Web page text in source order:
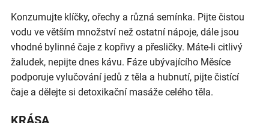
Konzumujte klíčky, ořechy a různá semínka. Pijte čistou
vodu ve větším množství než ostatní nápoje, dále jsou
vhodné bylinné čaje z kopřivy a přesličky. Máte-li citlivý
žaludek, nepijte dnes kávu. Fáze ubývajícího Měsíce
podporuje vylučování jedů z těla a hubnutí, pijte čistící
čaje a dělejte si detoxikační masáže celého těla.